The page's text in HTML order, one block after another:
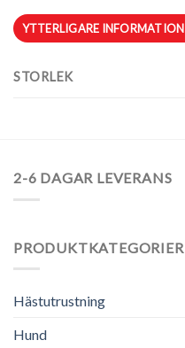
YTTERLIGARE INFORMATION
STORLEK
2-6 DAGAR LEVERANS
PRODUKTKATEGORIER
Hästutrustning
Hund